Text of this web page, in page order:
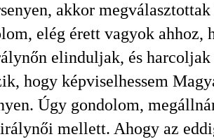
akkor
elég érett vagyok ahhoz,
elinduljak, és
hogy képviselhessem
Úgy gondolom,
mellett. Ahogy az